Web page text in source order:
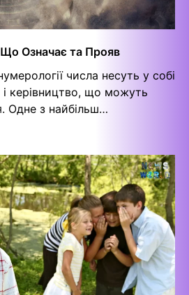
Означає та Прояв
числа несуть у собі
і керівництво, що можуть
Одне з найбільш…